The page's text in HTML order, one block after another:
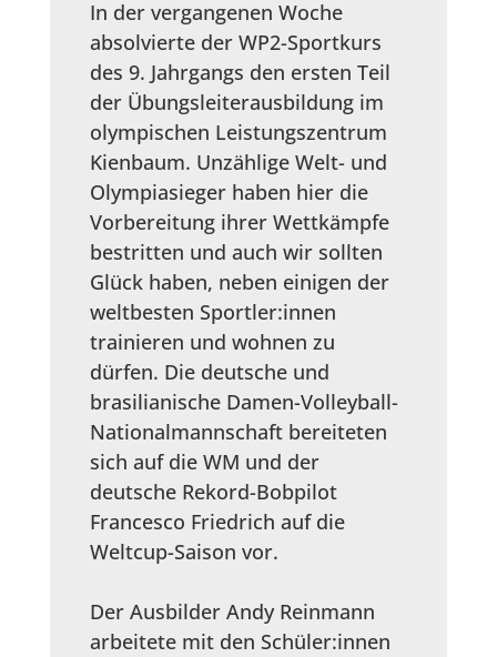
In der vergangenen Woche
absolvierte der WP2-Sportkurs
des 9. Jahrgangs den ersten Teil
der Übungsleiterausbildung im
olympischen Leistungszentrum
Kienbaum. Unzählige Welt- und
Olympiasieger haben hier die
Vorbereitung ihrer Wettkämpfe
bestritten und auch wir sollten
Glück haben, neben einigen der
weltbesten Sportler:innen
trainieren und wohnen zu
dürfen. Die deutsche und
brasilianische Damen-Volleyball-
Nationalmannschaft bereiteten
sich auf die WM und der
deutsche Rekord-Bobpilot
Francesco Friedrich auf die
Weltcup-Saison vor.
Der Ausbilder Andy Reinmann
arbeitete mit den Schüler:innen